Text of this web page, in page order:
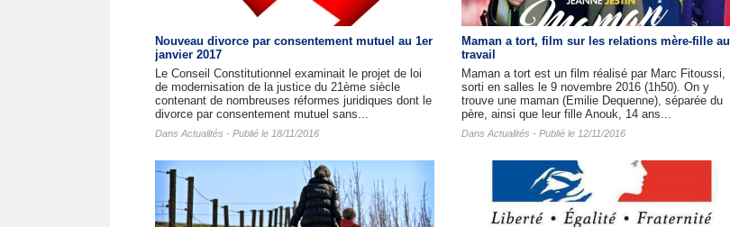
Nouveau divorce par consentement mutuel au 1er
janvier 2017
Le Conseil Constitutionnel examinait le projet de loi
de modernisation de la justice du 21ème siècle
contenant de nombreuses réformes juridiques dont le
divorce par consentement mutuel sans...
Dans Actualités - Publié le 18/11/2016
Maman a tort, film sur les relations mère-fille au
travail
Maman a tort est un film réalisé par Marc Fitoussi,
sorti en salles le 9 novembre 2016 (1h50). On y
trouve une maman (Emilie Dequenne), séparée du
père, ainsi que leur fille Anouk, 14 ans...
Dans Actualités - Publié le 12/11/2016